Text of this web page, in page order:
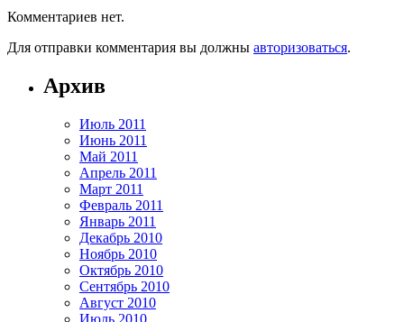
Комментариев нет.
Для отправки комментария вы должны авторизоваться.
Архив
Июль 2011
Июнь 2011
Май 2011
Апрель 2011
Март 2011
Февраль 2011
Январь 2011
Декабрь 2010
Ноябрь 2010
Октябрь 2010
Сентябрь 2010
Август 2010
Июль 2010